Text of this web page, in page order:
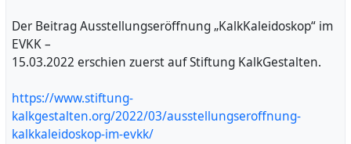
Der Beitrag Ausstellungseröffnung „KalkKaleidoskop“ im
EVKK –
15.03.2022 erschien zuerst auf Stiftung KalkGestalten.
https://www.stiftung-
kalkgestalten.org/2022/03/ausstellungseroffnung-
kalkkaleidoskop-im-evkk/